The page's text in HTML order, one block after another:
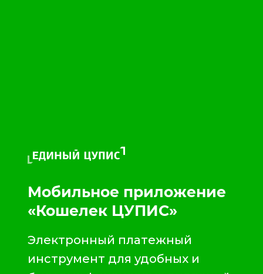
Мобильное приложение
«Кошелек ЦУПИС»
Электронный платежный
инструмент для удобных и